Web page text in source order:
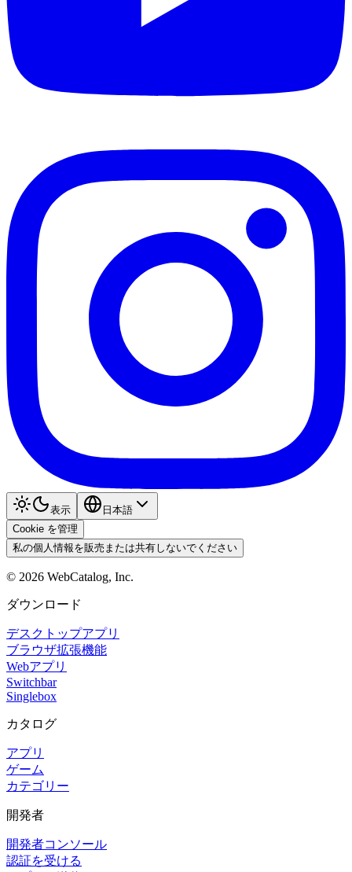
表示
日本語
Cookie を管理
私の個人情報を販売または共有しないでください
© 2026 WebCatalog, Inc.
ダウンロード
デスクトップアプリ
ブラウザ拡張機能
Webアプリ
Switchbar
Singlebox
カタログ
アプリ
ゲーム
カテゴリー
開発者
開発者コンソール
認証を受ける